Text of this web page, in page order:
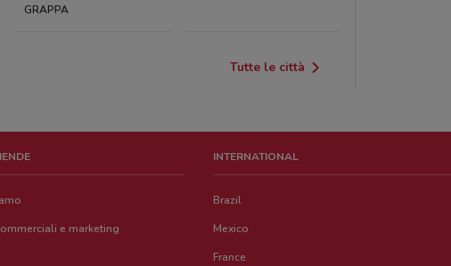
GRAPPA
Tutte le città
e marketing
INTERNATIONAL
Brazil
Mexico
France